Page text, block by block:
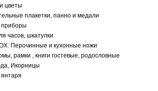
цветы
плакетки, панно и медали
часов, шкатулки
Перочинные и кухонные ножи
рамки , книги гостевые, родословные
Икорницы